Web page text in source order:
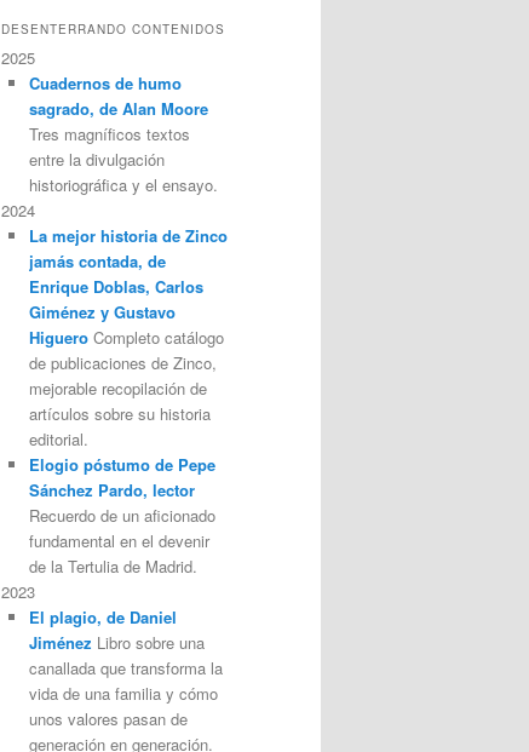
DESENTERRANDO CONTENIDOS
2025
Cuadernos de humo
sagrado, de Alan Moore
Tres magníficos textos
entre la divulgación
historiográfica y el ensayo.
2024
La mejor historia de Zinco
jamás contada, de
Enrique Doblas, Carlos
Giménez y Gustavo
HigueroCompleto catálogo
de publicaciones de Zinco,
mejorable recopilación de
artículos sobre su historia
editorial.
Elogio póstumo de Pepe
Sánchez Pardo, lector
Recuerdo de un aficionado
fundamental en el devenir
de la Tertulia de Madrid.
2023
El plagio, de Daniel
Jiménez Libro sobre una
canallada que transforma la
vida de una familia y cómo
unos valores pasan de
generación en generación.